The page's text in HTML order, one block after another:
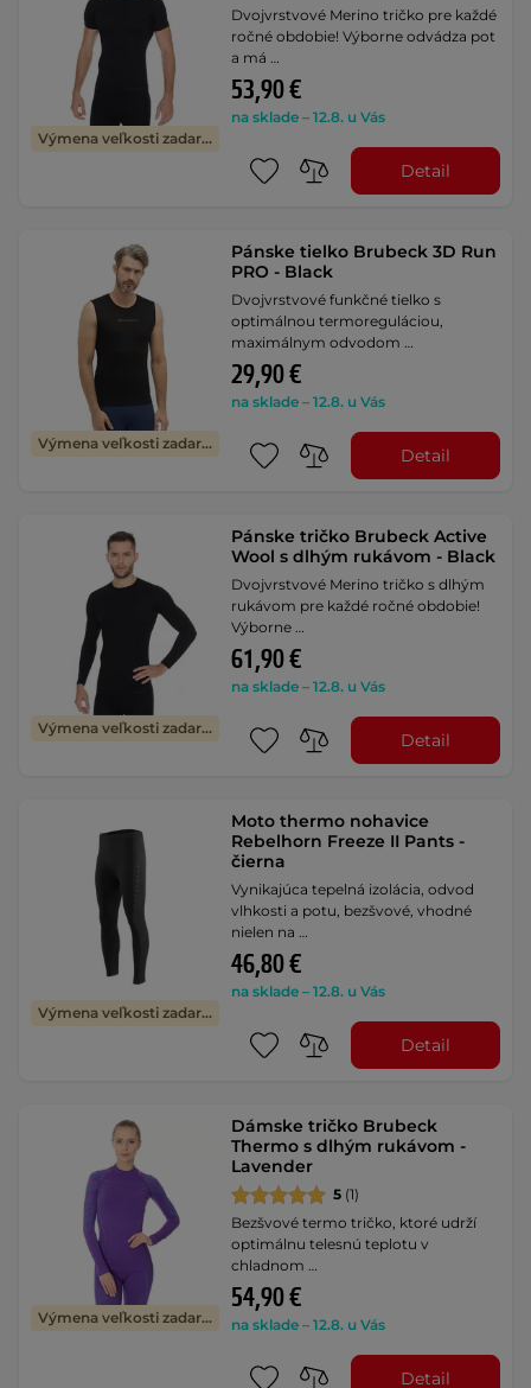
Výmena veľkosti zadarmo
Dvojvrstvové Merino tričko pre každé
ročné obdobie! Výborne odvádza pot
a má …
53,90 €
na sklade – 12.8. u Vás
Detail
Výmena veľkosti zadarmo
Pánske tielko Brubeck 3D Run
PRO - Black
Dvojvrstvové funkčné tielko s
optimálnou termoreguláciou,
maximálnym odvodom …
29,90 €
na sklade – 12.8. u Vás
Detail
Výmena veľkosti zadarmo
Pánske tričko Brubeck Active
Wool s dlhým rukávom - Black
Dvojvrstvové Merino tričko s dlhým
rukávom pre každé ročné obdobie!
Výborne …
61,90 €
na sklade – 12.8. u Vás
Detail
Výmena veľkosti zadarmo
Moto thermo nohavice
Rebelhorn Freeze II Pants -
čierna
Vynikajúca tepelná izolácia, odvod
vlhkosti a potu, bezšvové, vhodné
nielen na …
46,80 €
na sklade – 12.8. u Vás
Detail
Výmena veľkosti zadarmo
Dámske tričko Brubeck
Thermo s dlhým rukávom -
Lavender
5 (1)
Bezšvové termo tričko, ktoré udrží
optimálnu telesnú teplotu v
chladnom …
54,90 €
na sklade – 12.8. u Vás
Detail